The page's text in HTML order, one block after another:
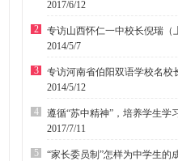
2017/6/12
2
专访山西怀仁一中校长倪瑞（
2014/5/7
3
专访河南省伯阳双语学校名校
2014/5/12
4
遵循“苏中精神”，培养学生学习
2017/7/11
5
“家长委员制”怎样为中学生的